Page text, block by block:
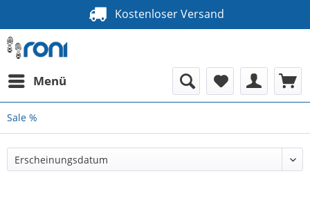
Kostenloser Versand
Menü
Sale %